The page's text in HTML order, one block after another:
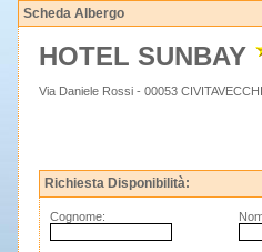
Scheda Albergo
HOTEL SUNBAY
Via Daniele Rossi - 00053
Richiesta Disponibilità:
Cognome: